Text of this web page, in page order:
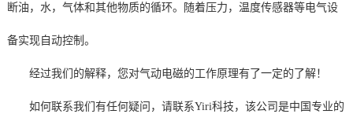
断油，水，气体和其他物质的循环。随着压力，温度传感器等电气设
备实现自动控制。
经过我们的解释，您对气动电磁的工作原理有了一定的了解！
如何联系我们有任何疑问，请联系Yiri科技，该公司是中国专业的